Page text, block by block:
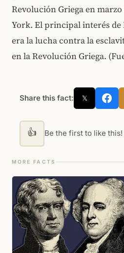
Revolución Griega en marzo
York. El principal interés de
era la lucha contra la
en la Revolución Griega.
Share this fact: 𝕏
👍 Be the first to like this!
MORE FACTS